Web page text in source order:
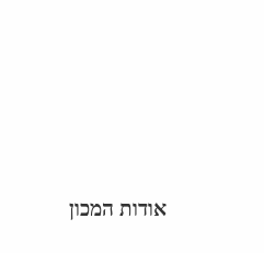
אודות המכון